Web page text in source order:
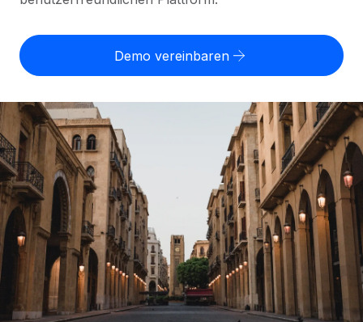
Contractor Management
PEO
Auslagern von komplexen HR-Aufgaben
INFRASTRUKTUR
Remote Embedded
Nahtlose Integration der HR in bestehende Abläufe
Plattform
Integrierte HR-Kernfunktionen für dein Team
Einfache Einstellung in allen US-Bundesstaaten
Remote im Vergleich
Vergleiche mit unseren Mitbewerbern
WACHSTUMSPHASE
Startups
Agile HR- und Payroll-Lösungen für wachsende
Unternehmen
Mittelstand
Maßgeschneiderte HR-Lösungen, um Teams zu
vergrößern
Enterprise
Globale HR für Konzerne und Großunternehmen
Länderspezifische Berechnung der
Honorarzahlungen berechnen
Informationen zu möglichen Währungen und
Abwicklungsfristen für globale Freelancer:innen
LERNEN MIT REMOTE
Forschung und Leitfäden
Fallstudien
HR-Glossar
English
Nederlands
Français
Deutsch
Español
Italiano
Português (Portugal)
Demo vereinbaren